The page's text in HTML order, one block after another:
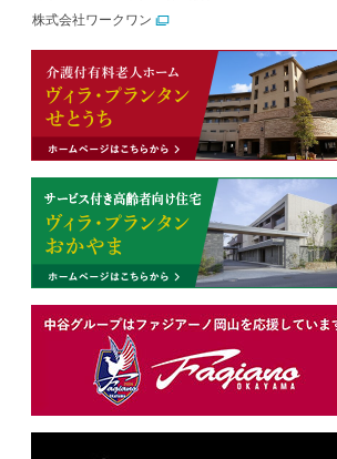
株式会社ワークワン